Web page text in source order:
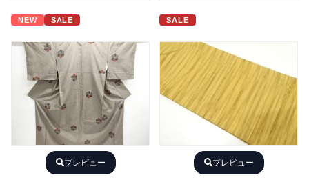
NEW SALE
プレビュー
SALE
プレビュー